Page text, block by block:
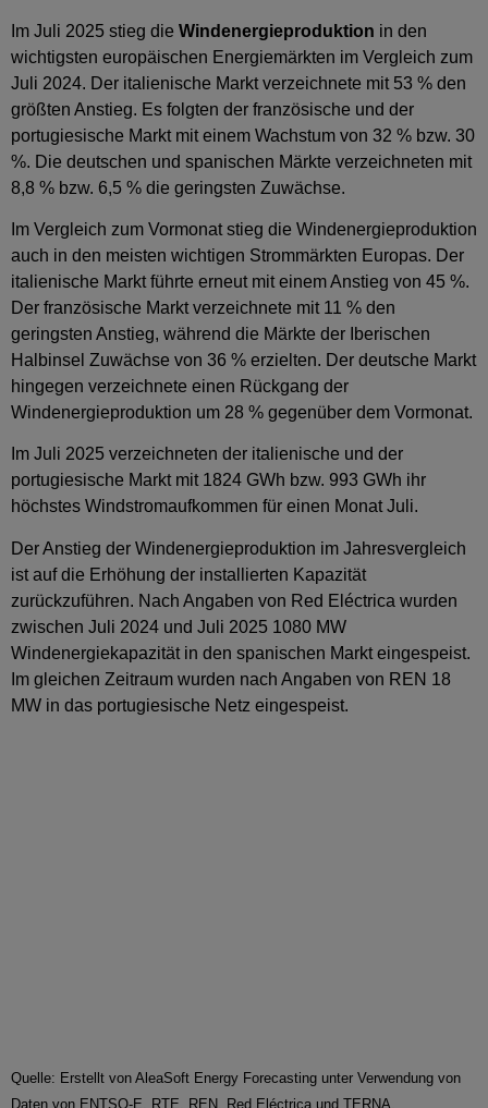
Im Juli 2025 stieg die Windenergieproduktion in den
wichtigsten europäischen Energiemärkten im Vergleich zum
Juli 2024. Der italienische Markt verzeichnete mit 53 % den
größten Anstieg. Es folgten der französische und der
portugiesische Markt mit einem Wachstum von 32 % bzw. 30
%. Die deutschen und spanischen Märkte verzeichneten mit
8,8 % bzw. 6,5 % die geringsten Zuwächse.
Im Vergleich zum Vormonat stieg die Windenergieproduktion
auch in den meisten wichtigen Strommärkten Europas. Der
italienische Markt führte erneut mit einem Anstieg von 45 %.
Der französische Markt verzeichnete mit 11 % den
geringsten Anstieg, während die Märkte der Iberischen
Halbinsel Zuwächse von 36 % erzielten. Der deutsche Markt
hingegen verzeichnete einen Rückgang der
Windenergieproduktion um 28 % gegenüber dem Vormonat.
Im Juli 2025 verzeichneten der italienische und der
portugiesische Markt mit 1824 GWh bzw. 993 GWh ihr
höchstes Windstromaufkommen für einen Monat Juli.
Der Anstieg der Windenergieproduktion im Jahresvergleich
ist auf die Erhöhung der installierten Kapazität
zurückzuführen. Nach Angaben von Red Eléctrica wurden
zwischen Juli 2024 und Juli 2025 1080 MW
Windenergiekapazität in den spanischen Markt eingespeist.
Im gleichen Zeitraum wurden nach Angaben von REN 18
MW in das portugiesische Netz eingespeist.
Quelle: Erstellt von AleaSoft Energy Forecasting unter Verwendung von
Daten von ENTSO-E, RTE, REN, Red Eléctrica und TERNA.